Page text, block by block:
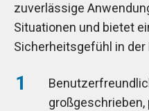
zuverlässige
Situationen und bietet
Sicherheitsgefühl in der